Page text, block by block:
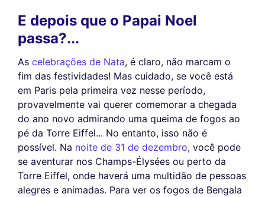
E depois que o Papai Noel
passa?...
As celebrações de Nata, é claro, não marcam o
fim das festividades! Mas cuidado, se você está
em Paris pela primeira vez nesse período,
provavelmente vai querer comemorar a chegada
do ano novo admirando uma queima de fogos ao
pé da Torre Eiffel... No entanto, isso não é
possível. Na noite de 31 de dezembro, você pode
se aventurar nos Champs-Élysées ou perto da
Torre Eiffel, onde haverá uma multidão de pessoas
alegres e animadas. Para ver os fogos de Bengala